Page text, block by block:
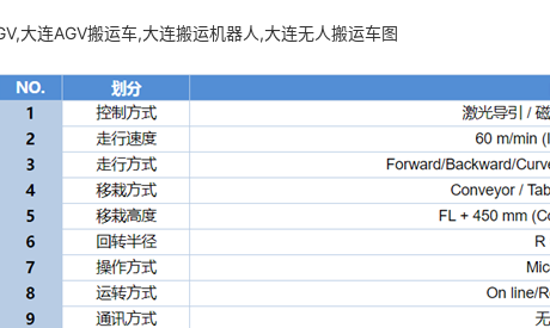
大连AGV搬运车,大连搬运机器人,大连无人搬运车图